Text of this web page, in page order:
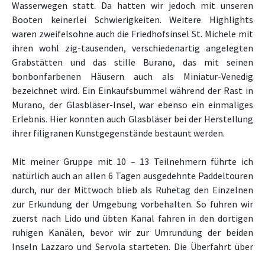
Wasserwegen statt. Da hatten wir jedoch mit unseren
Booten keinerlei Schwierigkeiten. Weitere Highlights
waren zweifelsohne auch die Friedhofsinsel St. Michele mit
ihren wohl zig-tausenden, verschiedenartig angelegten
Grabstätten und das stille Burano, das mit seinen
bonbonfarbenen Häusern auch als Miniatur-Venedig
bezeichnet wird. Ein Einkaufsbummel während der Rast in
Murano, der Glasbläser-Insel, war ebenso ein einmaliges
Erlebnis. Hier konnten auch Glasbläser bei der Herstellung
ihrer filigranen Kunstgegenstände bestaunt werden.
Mit meiner Gruppe mit 10 – 13 Teilnehmern führte ich
natürlich auch an allen 6 Tagen ausgedehnte Paddeltouren
durch, nur der Mittwoch blieb als Ruhetag den Einzelnen
zur Erkundung der Umgebung vorbehalten. So fuhren wir
zuerst nach Lido und übten Kanal fahren in den dortigen
ruhigen Kanälen, bevor wir zur Umrundung der beiden
Inseln Lazzaro und Servola starteten. Die Überfahrt über